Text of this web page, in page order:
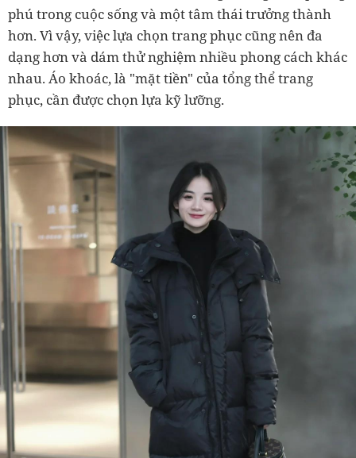
phú trong cuộc sống và một tâm thái trưởng thành
hơn. Vì vậy, việc lựa chọn trang phục cũng nên đa
dạng hơn và dám thử nghiệm nhiều phong cách khác
nhau. Áo khoác, là "mặt tiền" của tổng thể trang
phục, cần được chọn lựa kỹ lưỡng.